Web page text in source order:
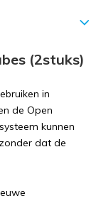
(2stuks)
in
de Open
kunnen
dat de